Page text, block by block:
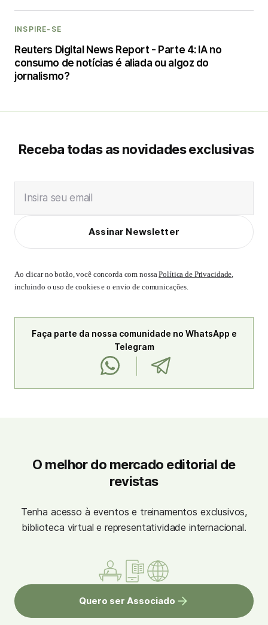
INSPIRE-SE
Reuters Digital News Report - Parte 4: IA no
consumo de notícias é aliada ou algoz do
jornalismo?
Receba todas as novidades exclusivas
Insira seu email
Assinar Newsletter
Ao clicar no botão, você concorda com nossaPolítica de Privacidade,
incluindo o uso de cookies e o envio de comunicações.
Faça parte da nossa comunidade no WhatsApp e
Telegram
O melhor do mercado editorial de
revistas
Tenha acesso à eventos e treinamentos exclusivos,
biblioteca virtual e representatividade internacional.
Quero ser Associado